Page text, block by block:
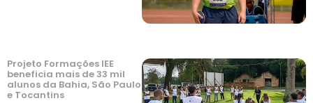
Projeto Formações IEE
beneficia mais de 33 mil
alunos da Bahia, São Paulo
e Tocantins